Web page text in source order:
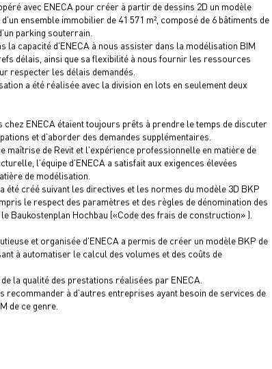
avec ENECA pour créer à partir de dessins 2D un modèle
ensemble immobilier de 41 571 m², composé de 6 bâtiments de
parking souterrain.
la capacité d'ENECA à nous assister dans la modélisation BIM
délais, ainsi que sa flexibilité à nous fournir les ressources
respecter les délais demandés.
a été réalisée avec la division en lots en seulement deux
chez ENECA étaient toujours prêts à prendre le temps de discuter
et d’aborder des demandes supplémentaires.
maîtrise de Revit et l'expérience professionnelle en matière de
l'équipe d'ENECA a satisfait aux exigences élevées
de modélisation.
été créé suivant les directives et les normes du modèle 3D BKP
le respect des paramètres et des règles de dénomination des
Baukostenplan Hochbau («Code des frais de construction» ).
et organisée d'ENECA a permis de créer un modèle BKP de
à automatiser le calcul des volumes et des coûts de
la qualité des prestations réalisées par ENECA.
recommander à d'autres entreprises ayant besoin de services de
de ce genre.